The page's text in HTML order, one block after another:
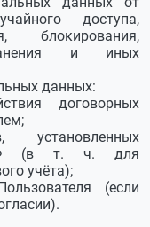
доступа,
блокирования,
и иных
данных:
договорных
РФ (в т. ч. для
учёта);
(если